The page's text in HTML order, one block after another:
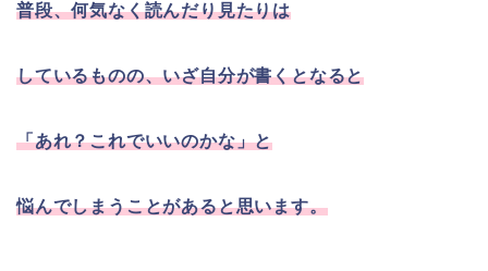
普段、何気なく読んだり見たりは
しているものの、いざ自分が書くとなると
「あれ？これでいいのかな」と
悩んでしまうことがあると思います。